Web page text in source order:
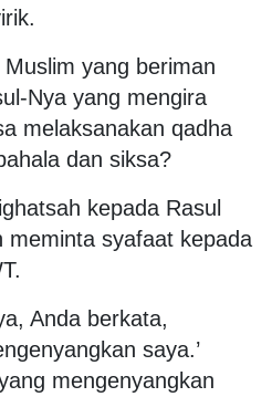
yang beriman
Nya yang mengira
melaksanakan qadha
dan siksa?
kepada Rasul
meminta syafaat kepada
Anda berkata,
saya.’
mengenyangkan